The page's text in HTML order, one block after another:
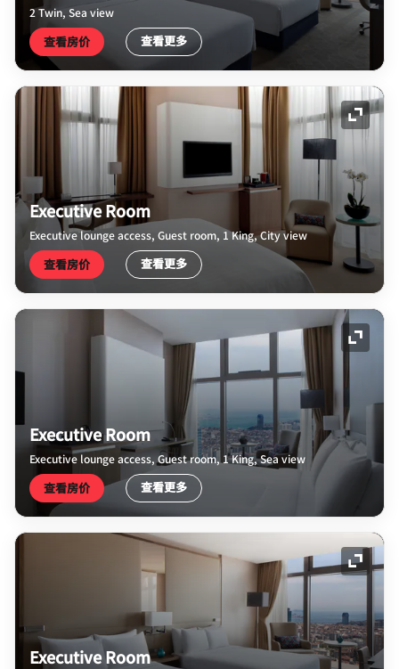
2 Twin, Sea view
查看房价 查看更多
展开
Executive Room
Executive lounge access, Guest room, 1 King, City view
查看房价 查看更多
展开
Executive Room
Executive lounge access, Guest room, 1 King, Sea view
查看房价 查看更多
展开
Executive Room